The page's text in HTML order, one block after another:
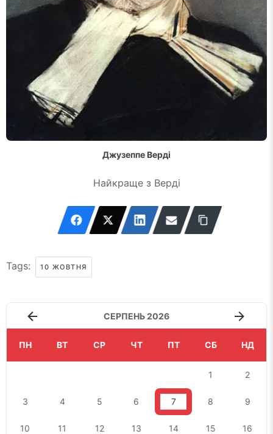
Джузеппе Верді
Найкраще з Верді
Tags: 10 ЖОВТНЯ
СЕРПЕНЬ 2026
ПН ВТ СР ЧТ ПТ СБ НД
1 2
3 4 5 6 7 8 9
10 11 12 13 14 15 16